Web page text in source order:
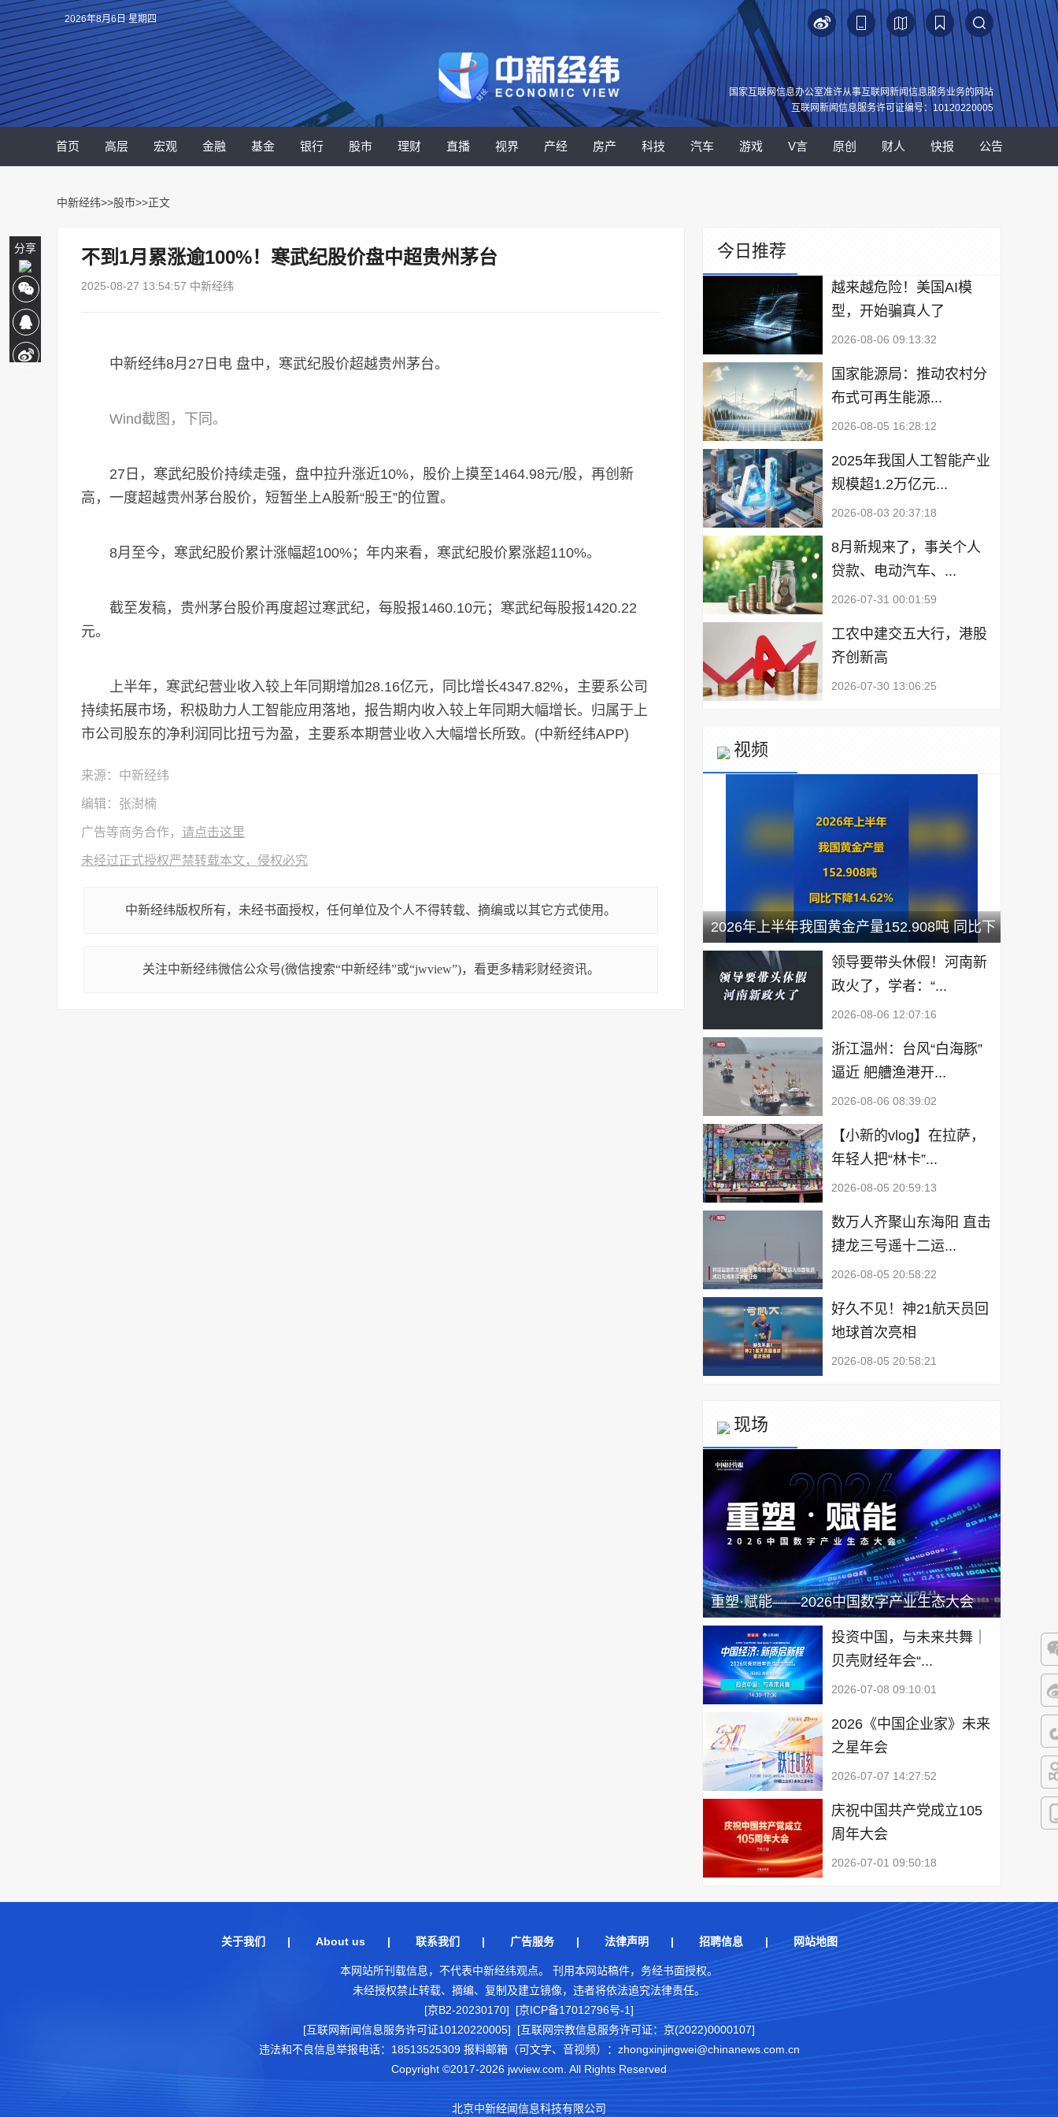
微
微
抖
快
分享
2026年8月6日 星期四
国家互联网信息办公室准许从事互联网新闻信息服务业务的网站
互联网新闻信息服务许可证编号：10120220005
首页 高层 宏观 金融 基金 银行 股市 理财 直播 视界 产经 房产 科技 汽车 游戏 V言 原创 财人 快报 公告
中新经纬>>股市>>正文
不到1月累涨逾100%！寒武纪股价盘中超贵州茅台
2025-08-27 13:54:57 中新经纬
中新经纬8月27日电 盘中，寒武纪股价超越贵州茅台。
Wind截图，下同。
27日，寒武纪股价持续走强，盘中拉升涨近10%，股价上摸至1464.98元/股，再创新
高，一度超越贵州茅台股价，短暂坐上A股新“股王”的位置。
8月至今，寒武纪股价累计涨幅超100%；年内来看，寒武纪股价累涨超110%。
截至发稿，贵州茅台股价再度超过寒武纪，每股报1460.10元；寒武纪每股报1420.22
元。
上半年，寒武纪营业收入较上年同期增加28.16亿元，同比增长4347.82%，主要系公司
持续拓展市场，积极助力人工智能应用落地，报告期内收入较上年同期大幅增长。归属于上
市公司股东的净利润同比扭亏为盈，主要系本期营业收入大幅增长所致。(中新经纬APP)
来源：中新经纬
编辑：张澍楠
广告等商务合作， 请点击这里
未经过正式授权严禁转载本文，侵权必究
中新经纬版权所有，未经书面授权，任何单位及个人不得转载、摘编或以其它方式使用。
关注中新经纬微信公众号(微信搜索“中新经纬”或“jwview”)，看更多精彩财经资讯。
今日推荐
越来越危险！美国AI模
型，开始骗真人了
2026-08-06 09:13:32
国家能源局：推动农村分
布式可再生能源...
2026-08-05 16:28:12
2025年我国人工智能产业
规模超1.2万亿元...
2026-08-03 20:37:18
8月新规来了，事关个人
贷款、电动汽车、...
2026-07-31 00:01:59
工农中建交五大行，港股
齐创新高
2026-07-30 13:06:25
视频
2026年上半年我国黄金产量152.908吨 同比下
降14.62%
领导要带头休假！河南新
政火了，学者：“...
2026-08-06 12:07:16
浙江温州：台风“白海豚”
逼近 舥艚渔港开...
2026-08-06 08:39:02
【小新的vlog】在拉萨，
年轻人把“林卡”...
2026-08-05 20:59:13
数万人齐聚山东海阳 直击
捷龙三号遥十二运...
2026-08-05 20:58:22
好久不见！神21航天员回
地球首次亮相
2026-08-05 20:58:21
现场
重塑·赋能——2026中国数字产业生态大会
投资中国，与未来共舞｜
贝壳财经年会“...
2026-07-08 09:10:01
2026《中国企业家》未来
之星年会
2026-07-07 14:27:52
庆祝中国共产党成立105
周年大会
2026-07-01 09:50:18
关于我们 | About us| 联系我们 | 广告服务| 法律声明 | 招聘信息 | 网站地图
本网站所刊载信息，不代表中新经纬观点。 刊用本网站稿件，务经书面授权。
未经授权禁止转载、摘编、复制及建立镜像，违者将依法追究法律责任。
[京B2-20230170] [京ICP备17012796号-1]
[互联网新闻信息服务许可证10120220005]
[互联网宗教信息服务许可证：京(2022)0000107]
违法和不良信息举报电话：18513525309 报料邮箱（可文字、音视频）：zhongxinjingwei@chinanews.com.cn
Copyright ©2017-2026 jwview.com. All Rights Reserved
北京中新经闻信息科技有限公司